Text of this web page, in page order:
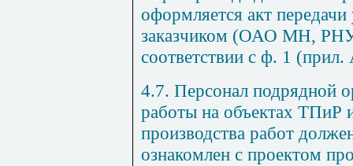
оформляется акт
заказчиком (ОАО МН,
соответствии с ф. 1
4.7. Персонал подрядной
работы на объектах
производства работ
ознакомлен с проектом